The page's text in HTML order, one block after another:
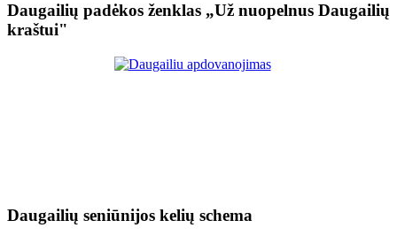
Daugailių padėkos ženklas „Už nuopelnus Daugailių
kraštui"
Daugailių seniūnijos kelių schema